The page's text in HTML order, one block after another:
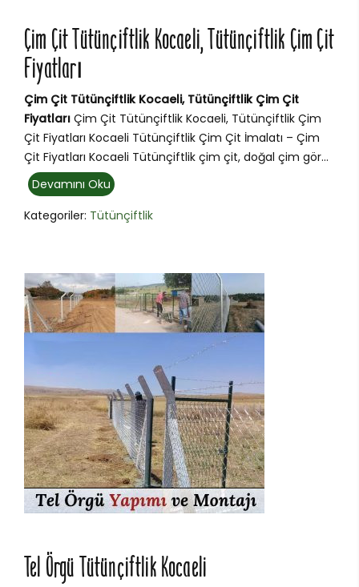
Çim Çit Tütünçiftlik Kocaeli, Tütünçiftlik Çim Çit
Fiyatları
Çim Çit Tütünçiftlik Kocaeli, Tütünçiftlik Çim Çit
Fiyatları Çim Çit Tütünçiftlik Kocaeli, Tütünçiftlik Çim
Çit Fiyatları Kocaeli Tütünçiftlik Çim Çit İmalatı – Çim
Çit Fiyatları Kocaeli Tütünçiftlik çim çit, doğal çim gör...
Devamını Oku
Kategoriler: Tütünçiftlik
Tel Örgü Tütünçiftlik Kocaeli